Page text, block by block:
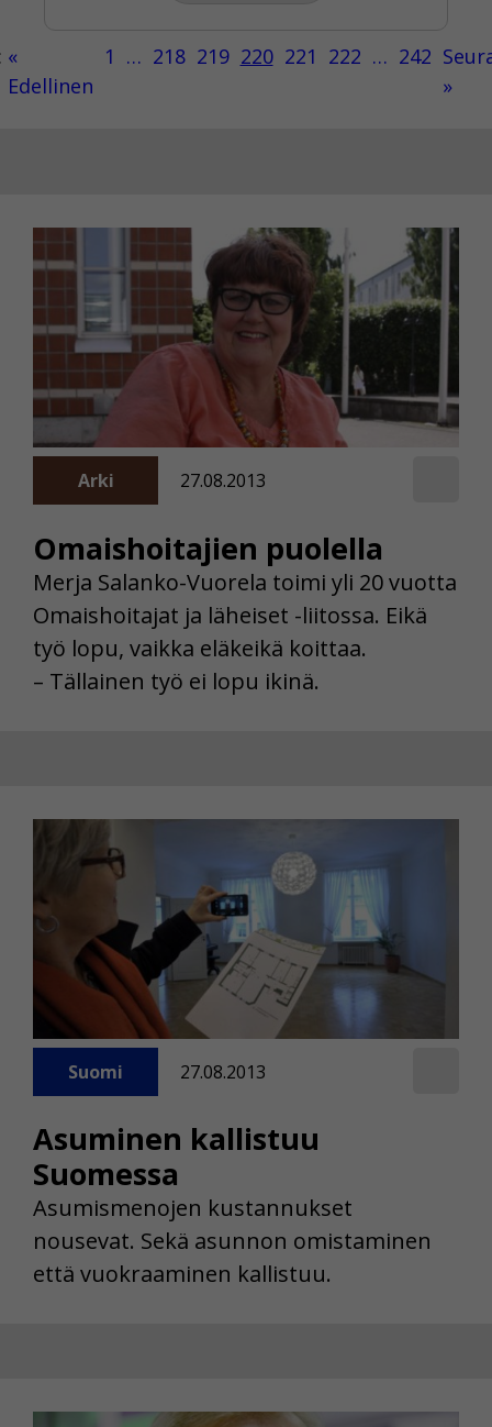
«
Edellinen
1 … 218 219 220 221 222 … 242
»
Omaishoitajien puolella
Arki 27.08.2013
Merja Salanko-Vuorela toimi yli 20 vuotta
Omaishoitajat ja läheiset -liitossa. Eikä
työ lopu, vaikka eläkeikä koittaa.
– Tällainen työ ei lopu ikinä.
Asuminen kallistuu
Suomessa
Suomi 27.08.2013
Asumismenojen kustannukset
nousevat. Sekä asunnon omistaminen
että vuokraaminen kallistuu.